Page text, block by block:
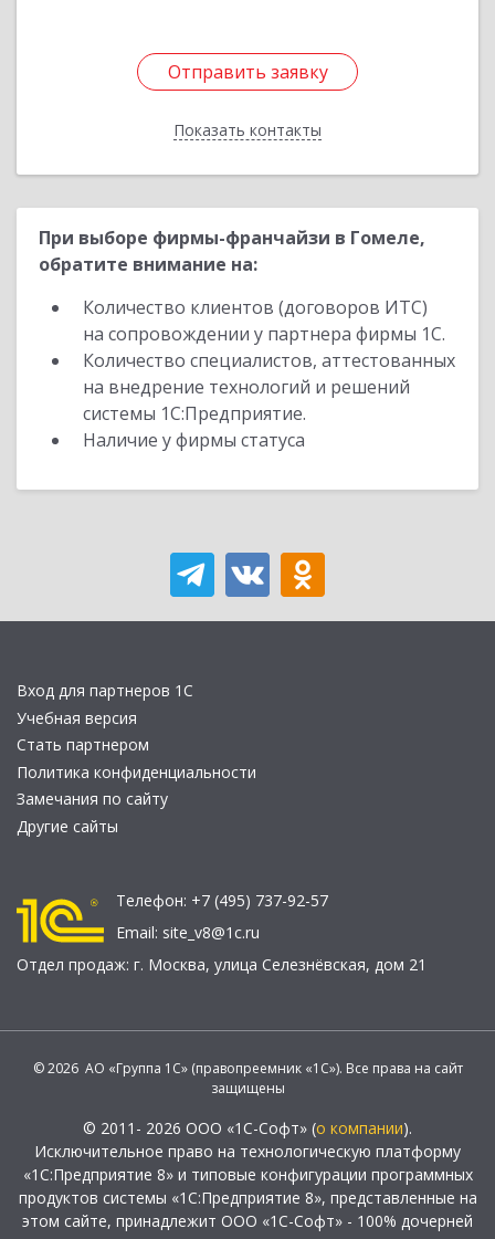
Отправить заявку
Показать контакты
Отправить заявку
Назад
При выборе фирмы-франчайзи в Гомеле,
обратите внимание на:
Количество клиентов (договоров ИТС)
на сопровождении у партнера фирмы 1С.
Количество специалистов, аттестованных
на внедрение технологий и решений
системы 1С:Предприятие.
Наличие у фирмы статуса
Вход для партнеров 1С
Учебная версия
Стать партнером
Политика конфиденциальности
Замечания по сайту
Другие сайты
Телефон: +7 (495) 737-92-57
Email: site_v8@1c.ru
Отдел продаж: г. Москва, улица Селезнёвская, дом 21
© 2026 АО «Группа 1С» (правопреемник «1С»). Все права на сайт
защищены
© 2011- 2026 ООО «1С-Софт» (о компании).
Исключительное право на технологическую платформу
«1С:Предприятие 8» и типовые конфигурации программных
продуктов системы «1С:Предприятие 8», представленные на
этом сайте, принадлежит ООО «1С-Софт» - 100% дочерней